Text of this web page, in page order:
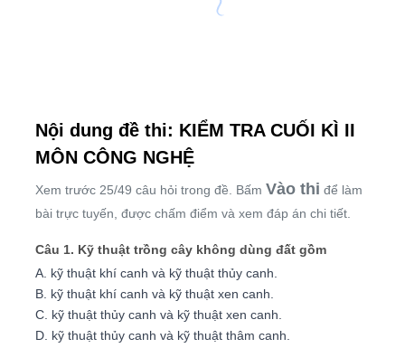
Nội dung đề thi: KIỂM TRA CUỐI KÌ II
MÔN CÔNG NGHỆ
Xem trước 25/49 câu hỏi trong đề. Bấm Vào thi để làm
bài trực tuyến, được chấm điểm và xem đáp án chi tiết.
Câu 1. Kỹ thuật trồng cây không dùng đất gồm
A. kỹ thuật khí canh và kỹ thuật thủy canh.
B. kỹ thuật khí canh và kỹ thuật xen canh.
C. kỹ thuật thủy canh và kỹ thuật xen canh.
D. kỹ thuật thủy canh và kỹ thuật thâm canh.